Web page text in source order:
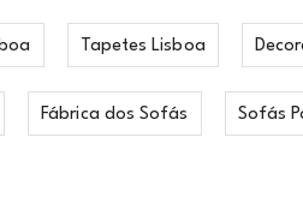
Tapetes Lisboa
Fábrica dos Sofás Sofás